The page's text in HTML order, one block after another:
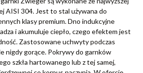
AISI 304. Jest to stal używana do
klasy premium. Dno indukcyjne
i akumuluje ciepło, czego efektem jest
Zastosowane uchwyty podczas
nigdy gorące. Pokrywy do garnków
szkła hartowanego lub z tej samej,